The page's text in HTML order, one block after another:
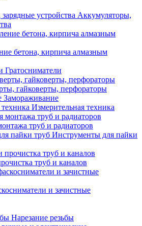
Аккумуляторы,
бетона, кирпича алмазным
Гратосниматели
гайковерты, перфораторы
Замораживание
Измерительная техника
труб и радиаторов
Инструменты для пайки
труб и каналов
и зачистные
Нарезание резьбы